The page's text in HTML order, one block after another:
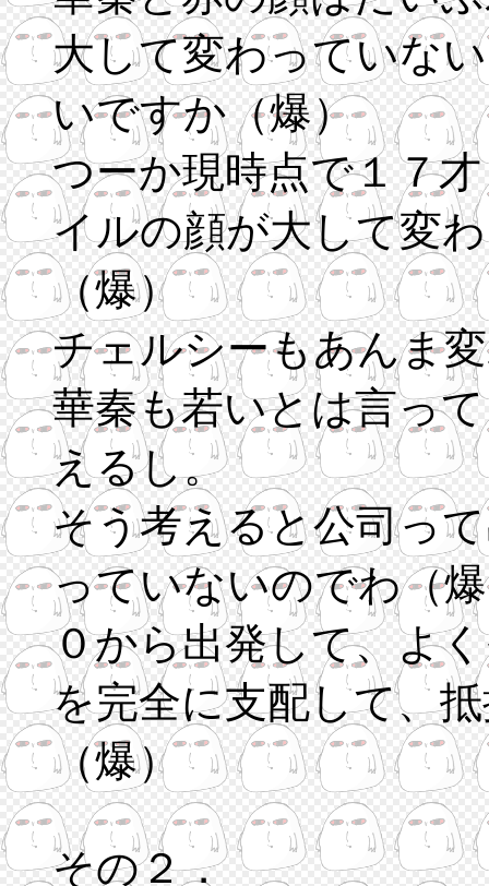
大して変わっていな
いですか（爆）
つーか現時点で１７
イルの顔が大して変
（爆）
チェルシーもあんま
華秦も若いとは言っ
えるし。
そう考えると公司っ
っていないのでわ（
０から出発して、よ
を完全に支配して、
（爆）
その２．